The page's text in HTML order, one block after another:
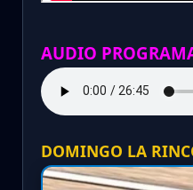
AUDIO
DOMINGO LA